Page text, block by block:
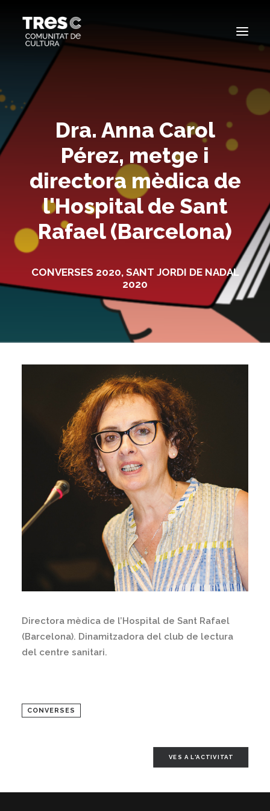
EDICIONS ANTERIORS
Dra. Anna Carol
Pérez, metge i
directora mèdica de
l'Hospital de Sant
Rafael (Barcelona)
CONVERSES 2020, SANT JORDI DE NADAL
2020
Directora mèdica de l’Hospital de Sant Rafael
(Barcelona). Dinamitzadora del club de lectura
del centre sanitari.
CONVERSES
VES A L'ACTIVITAT